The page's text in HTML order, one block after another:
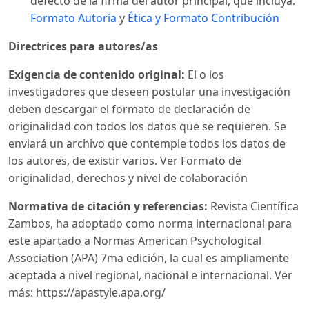
Formato Autoría y Ética y Formato Contribución
Directrices para autores/as
Exigencia de contenido original: El o los
investigadores que deseen postular una investigación
deben descargar el formato de declaración de
originalidad con todos los datos que se requieren. Se
enviará un archivo que contemple todos los datos de
los autores, de existir varios. Ver Formato de
originalidad, derechos y nivel de colaboración
Normativa de citación y referencias: Revista Científica
Zambos, ha adoptado como norma internacional para
este apartado a Normas American Psychological
Association (APA) 7ma edición, la cual es ampliamente
aceptada a nivel regional, nacional e internacional. Ver
más: https://apastyle.apa.org/